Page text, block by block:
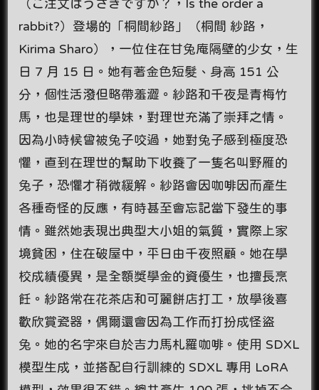
（ご注文はうさぎですか？，Is the order a
rabbit?）登場的「桐間紗路」（桐間 紗路，
Kirima Sharo），一位住在甘兔庵隔壁的少女，生
日 7 月 15 日。她有著金色短髮、身高 151 公
分，個性活潑但略帶羞澀。紗路和千夜是青梅竹
馬，也是理世的學妹，對理世充滿了崇拜之情。
因為小時候曾被兔子咬過，她對兔子感到極度恐
懼，直到在理世的幫助下收養了一隻名叫野雁的
兔子，恐懼才稍微緩解。紗路會因咖啡因而產生
各種奇怪的反應，有時甚至會忘記當下發生的事
情。雖然她表現出典型大小姐的氣質，實際上家
境貧困，住在破屋中，平日由千夜照顧。她在學
校成績優異，是全額獎學金的資優生，也擅長烹
飪。紗路常在花茶店和可麗餅店打工，放學後喜
歡欣賞瓷器，偶爾還會因為工作而打扮成怪盜
兔。她的名字來自於吉力馬札羅咖啡。使用 SDXL
模型生成，並搭配自行訓練的 SDXL 專用 LoRA